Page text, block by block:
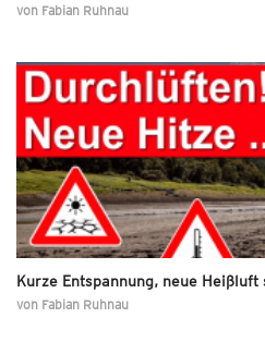
von Fabian Ruhnau
Kurze Entspannung, neue Heißluft
von Fabian Ruhnau